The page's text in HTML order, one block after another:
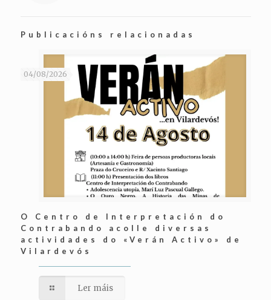
Publicacións relacionadas
04/08/2026
O Centro de Interpretación do
Contrabando acolle diversas
actividades do «Verán Activo» de
Vilardevós
Ler máis